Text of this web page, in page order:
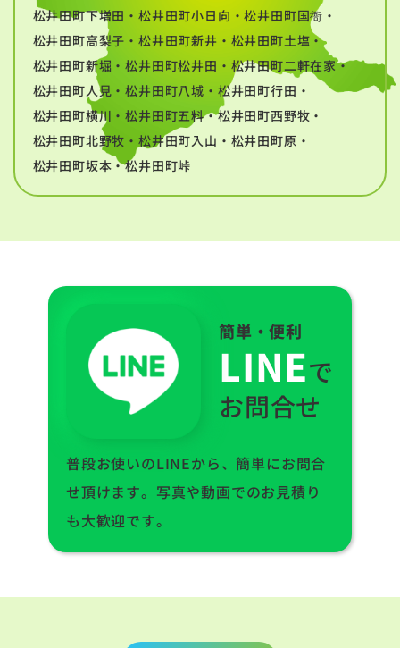
松井田町下増田・松井田町小日向・松井田町国衙・
松井田町高梨子・松井田町新井・松井田町土塩・
松井田町新堀・松井田町松井田・松井田町二軒在家・
松井田町人見・松井田町八城・松井田町行田・
松井田町横川・松井田町五料・松井田町西野牧・
松井田町北野牧・松井田町入山・松井田町原・
松井田町坂本・松井田町峠
簡単・便利
LINEで
お問合せ
普段お使いのLINEから、簡単にお問合
せ頂けます。写真や動画でのお見積り
も大歓迎です。